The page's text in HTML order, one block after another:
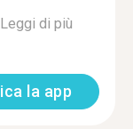
Leggi di più
la app